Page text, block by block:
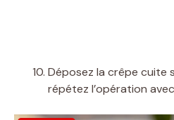
Déposez la crêpe cuite
répétez l’opération